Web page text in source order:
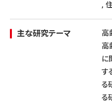
,
主な研究テーマ
高
高
に
す
る
る